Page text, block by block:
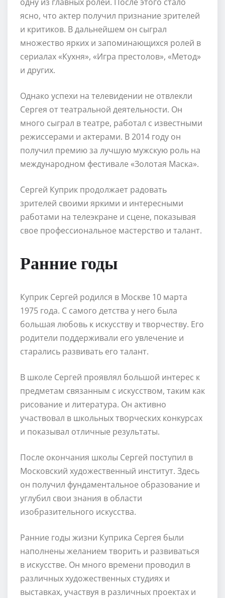
ясно, что актер получил признание зрителей
и критиков. В дальнейшем он сыграл
множество ярких и запоминающихся ролей в
сериалах «Кухня», «Игра престолов», «Метод»
и других.
Однако успехи на телевидении не отвлекли
Сергея от театральной деятельности. Он
много сыграл в театре, работал с известными
режиссерами и актерами. В 2014 году он
получил премию за лучшую мужскую роль на
международном фестивале «Золотая Маска».
Сергей Куприк продолжает радовать
зрителей своими яркими и интересными
работами на телеэкране и сцене, показывая
свое профессиональное мастерство и талант.
Ранние годы
Куприк Сергей родился в Москве 10 марта
1975 года. С самого детства у него была
большая любовь к искусству и творчеству. Его
родители поддерживали его увлечение и
старались развивать его талант.
В школе Сергей проявлял большой интерес к
предметам связанным с искусством, таким как
рисование и литература. Он активно
участвовал в школьных творческих конкурсах
и показывал отличные результаты.
После окончания школы Сергей поступил в
Московский художественный институт. Здесь
он получил фундаментальное образование и
углубил свои знания в области
изобразительного искусства.
Ранние годы жизни Куприка Сергея были
наполнены желанием творить и развиваться
в искусстве. Он много времени проводил в
различных художественных студиях и
выставках, участвуя в различных проектах и